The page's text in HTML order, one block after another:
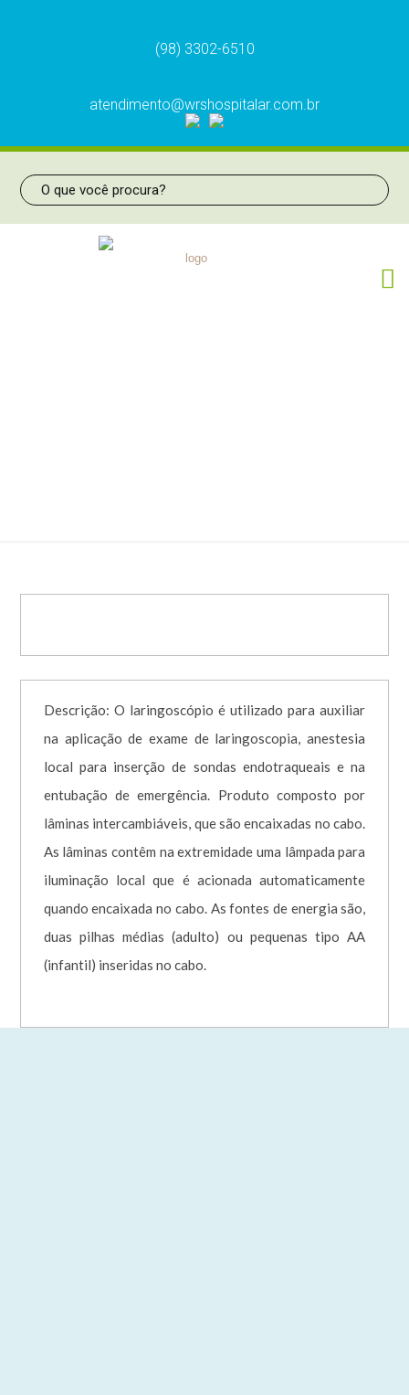
(98) 3302-6510
atendimento@wrshospitalar.com.br
Descrição: O laringoscópio é utilizado para auxiliar
na aplicação de exame de laringoscopia, anestesia
local para inserção de sondas endotraqueais e na
entubação de emergência. Produto composto por
lâminas intercambiáveis, que são encaixadas no cabo.
As lâminas contêm na extremidade uma lâmpada para
iluminação local que é acionada automaticamente
quando encaixada no cabo. As fontes de energia são,
duas pilhas médias (adulto) ou pequenas tipo AA
(infantil) inseridas no cabo.